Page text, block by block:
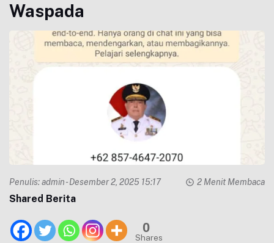
Waspada
Penulis:admin- Desember 2, 2025 15:17 2 Menit Membaca
Shared Berita
0
Shares